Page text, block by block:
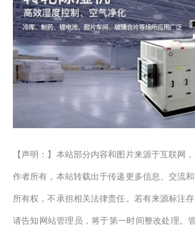
【声明：】本站部分内容和图片来源于互联网
作者所有，本站转载出于传递更多信息、交流
所有权，不承担相关法律责任。若有来源标注
请告知网站管理员，将于第一时间整改处理。